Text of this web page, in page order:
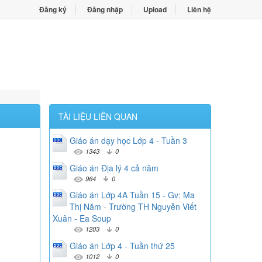
Đăng ký Đăng nhập Upload Liên hệ
TÀI LIỆU LIÊN QUAN
Giáo án dạy học Lớp 4 - Tuần 3
1343 0
Giáo án Địa lý 4 cả năm
964 0
Giáo án Lớp 4A Tuần 15 - Gv: Ma
Thị Năm - Trường TH Nguyễn Viết
Xuân - Ea Soup
1203 0
Giáo án Lớp 4 - Tuần thứ 25
1012 0